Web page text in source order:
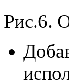
Рис.6.